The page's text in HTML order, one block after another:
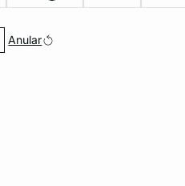
Refined by Color: Blanco
Anular